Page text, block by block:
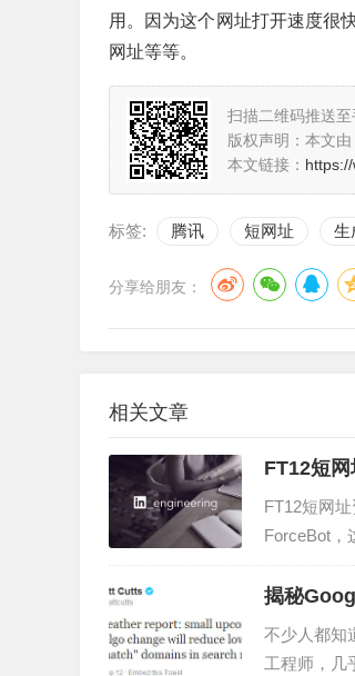
用。因为这个网址打开速度很
网址等等。
扫描二维码推送至
版权声明：本文由
本文链接：
标签: 腾讯 短网址 生
分享给朋友：
相关文章
FT12短
FT12短网
ForceBot，
位性能瓶颈
揭秘
不少人都知
工程师，几